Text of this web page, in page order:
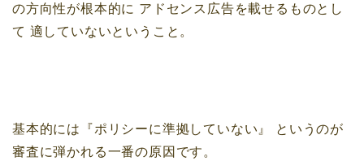
の方向性が根本的に アドセンス広告を載せるものとし
て 適していないということ。
基本的には『ポリシーに準拠していない』
というのが
審査に弾かれる一番の原因です。